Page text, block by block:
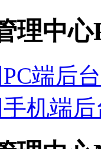
理中心
端后台
机端后